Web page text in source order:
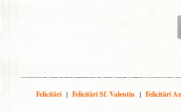
Felicitări | Felicitări Sf. Valentin | Felicitări